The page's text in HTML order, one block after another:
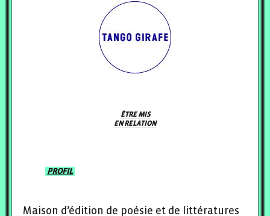
ÊTRE MIS
EN RELATION
PROFIL
Maison d’édition de poésie et de littératures